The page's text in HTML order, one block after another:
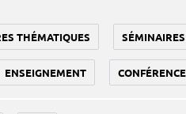
THÉMATIQUES
ENSEIGNEMENT